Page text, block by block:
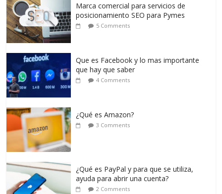
Marca comercial para servicios de
posicionamiento SEO para Pymes
5 Comments
Que es Facebook y lo mas importante
que hay que saber
4 Comments
¿Qué es Amazon?
3 Comments
¿Qué es PayPal y para que se utiliza,
ayuda para abrir una cuenta?
2 Comments